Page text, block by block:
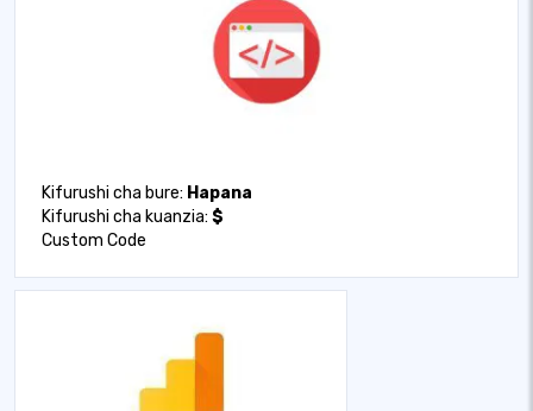
Kifurushi cha bure: Hapana
Kifurushi cha kuanzia: $
Custom Code